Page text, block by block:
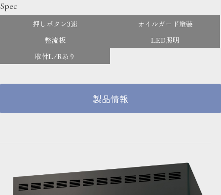
Spec
押しボタン3速
オイルガード塗装
整流板
LED照明
取付L/Rあり
製品情報